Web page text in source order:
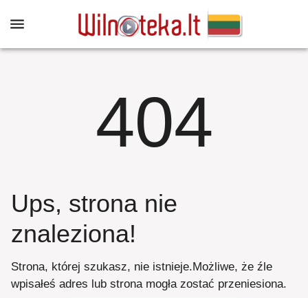
404
Ups, strona nie
znaleziona!
Strona, której szukasz, nie istnieje.Możliwe, że źle
wpisałeś adres lub strona mogła zostać przeniesiona.